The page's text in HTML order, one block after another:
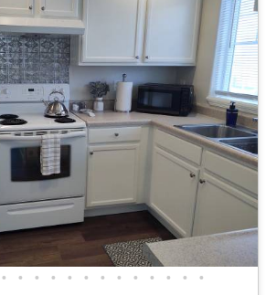
• • • • • • • • • • • • •